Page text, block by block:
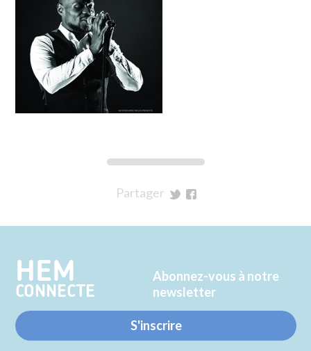
Partager
Twitter
Facebook
HEM
CONNECTE
Abonnez-vous à notre
newsletter
S'inscrire